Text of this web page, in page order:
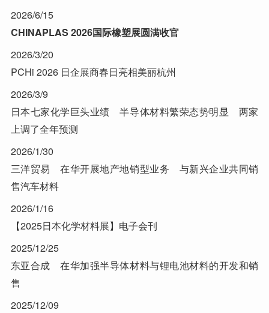
2026/6/15
CHINAPLAS 2026国际橡塑展圆满收官
2026/3/20
PCHi 2026 日企展商春日亮相美丽杭州
2026/3/9
日本七家化学巨头业绩 半导体材料繁荣态势明显 两家
上调了全年预测
2026/1/30
三洋贸易 在华开展地产地销型业务 与新兴企业共同销
售汽车材料
2026/1/16
【2025日本化学材料展】电子会刊
2025/12/25
东亚合成 在华加强半导体材料与锂电池材料的开发和销
售
2025/12/09